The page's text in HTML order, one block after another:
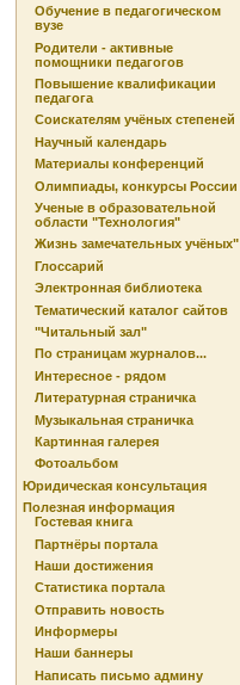
Обучение в педагогическом
вузе
Родители - активные
помощники педагогов
Повышение квалификации
педагога
Соискателям учёных степеней
Научный календарь
Материалы конференций
Олимпиады, конкурсы России
Ученые в образовательной
области "Технология"
Жизнь замечательных учёных"
Глоссарий
Электронная библиотека
Тематический каталог сайтов
"Читальный зал"
По страницам журналов...
Интересное - рядом
Литературная страничка
Музыкальная страничка
Картинная галерея
Фотоальбом
Юридическая консультация
Полезная информация
Гостевая книга
Партнёры портала
Наши достижения
Статистика портала
Отправить новость
Информеры
Наши баннеры
Написать письмо админу